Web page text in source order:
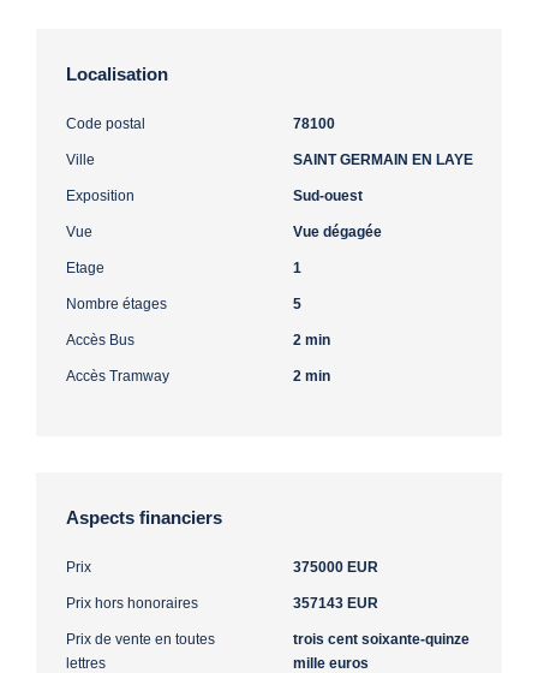
Localisation
Code postal 78100
Ville SAINT GERMAIN EN LAYE
Exposition Sud-ouest
Vue Vue dégagée
Etage 1
Nombre étages 5
Accès Bus 2 min
Accès Tramway 2 min
Aspects financiers
Prix 375000 EUR
Prix hors honoraires 357143 EUR
Prix de vente en toutes
lettres
trois cent soixante-quinze
mille euros